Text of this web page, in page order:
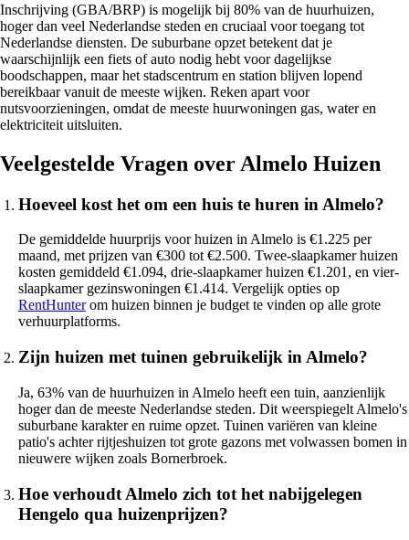
Inschrijving (GBA/BRP) is mogelijk bij 80% van de huurhuizen,
hoger dan veel Nederlandse steden en cruciaal voor toegang tot
Nederlandse diensten. De suburbane opzet betekent dat je
waarschijnlijk een fiets of auto nodig hebt voor dagelijkse
boodschappen, maar het stadscentrum en station blijven lopend
bereikbaar vanuit de meeste wijken. Reken apart voor
nutsvoorzieningen, omdat de meeste huurwoningen gas, water en
elektriciteit uitsluiten.
Veelgestelde Vragen over Almelo Huizen
Hoeveel kost het om een huis te huren in Almelo?
De gemiddelde huurprijs voor huizen in Almelo is €1.225 per
maand, met prijzen van €300 tot €2.500. Twee-slaapkamer huizen
kosten gemiddeld €1.094, drie-slaapkamer huizen €1.201, en vier-
slaapkamer gezinswoningen €1.414. Vergelijk opties op
RentHunterom huizen binnen je budget te vinden op alle grote
verhuurplatforms.
Zijn huizen met tuinen gebruikelijk in Almelo?
Ja, 63% van de huurhuizen in Almelo heeft een tuin, aanzienlijk
hoger dan de meeste Nederlandse steden. Dit weerspiegelt Almelo's
suburbane karakter en ruime opzet. Tuinen variëren van kleine
patio's achter rijtjeshuizen tot grote gazons met volwassen bomen in
nieuwere wijken zoals Bornerbroek.
Hoe verhoudt Almelo zich tot het nabijgelegen
Hengelo qua huizenprijzen?